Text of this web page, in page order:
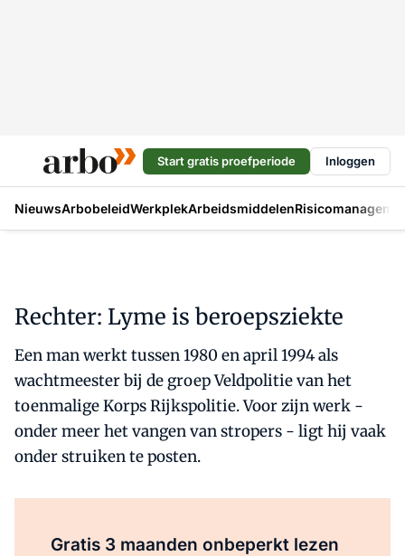
Start gratis proefperiode Inloggen
NieuwsArbobeleidWerkplekArbeidsmiddelen
Rechter: Lyme is beroepsziekte
Een man werkt tussen 1980 en april 1994 als
wachtmeester bij de groep Veldpolitie van het
toenmalige Korps Rijkspolitie. Voor zijn werk -
onder meer het vangen van stropers - ligt hij vaak
onder struiken te posten.
Gratis 3 maanden onbeperkt lezen